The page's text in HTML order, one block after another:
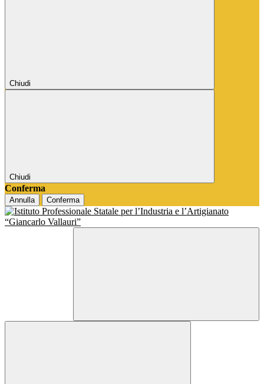
Chiudi
Chiudi
Conferma
Annulla Conferma